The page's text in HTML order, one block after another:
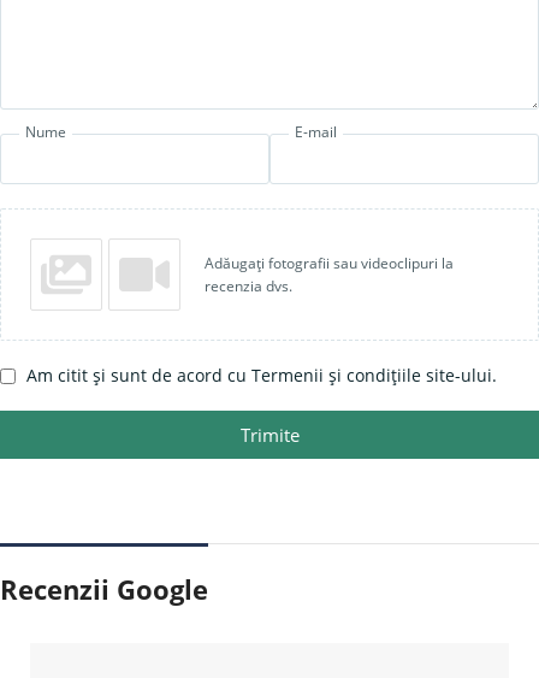
Nume E-mail
Adăugați fotografii sau videoclipuri la
recenzia dvs.
Am citit și sunt de acord cu Termenii și condițiile site-ului.
Trimite
Recenzii Google